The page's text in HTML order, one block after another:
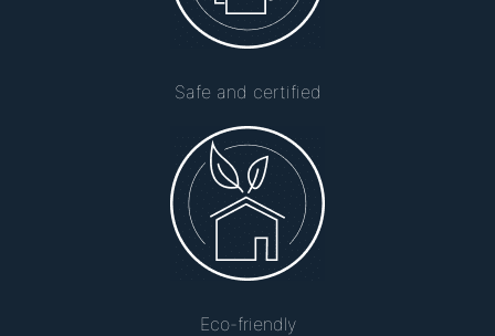
Safe and certified
Eco-friendly